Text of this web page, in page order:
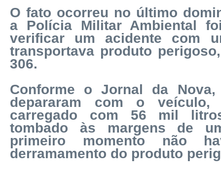
O fato ocorreu no último
a Polícia Militar Ambiental
verificar um acidente com
transportava produto
306.
Conforme o Jornal da
depararam com o
carregado com 56 mil
tombado às margens de
primeiro momento não
derramamento do produto